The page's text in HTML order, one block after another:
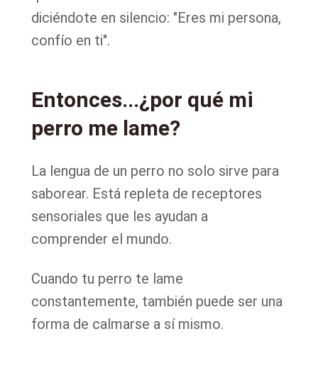
diciéndote en silencio: "Eres mi persona,
confío en ti".
Entonces...¿por qué mi
perro me lame?
La lengua de un perro no solo sirve para
saborear. Está repleta de receptores
sensoriales que les ayudan a
comprender el mundo.
Cuando tu perro te lame
constantemente, también puede ser una
forma de calmarse a sí mismo.